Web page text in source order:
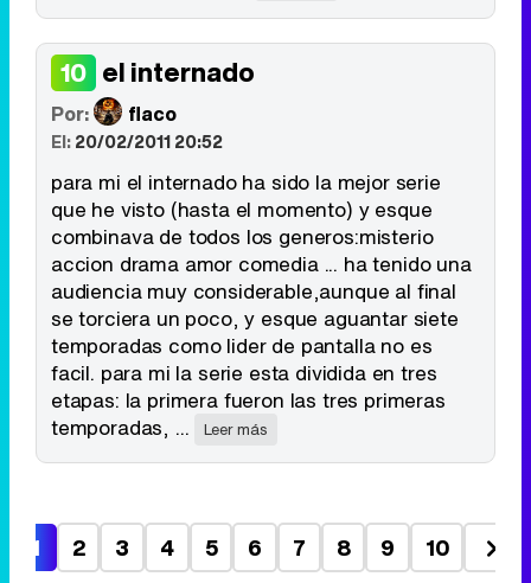
10 el internado
Por: flaco
El:20/02/2011 20:52
para mi el internado ha sido la mejor serie
que he visto (hasta el momento) y esque
combinava de todos los generos:misterio
accion drama amor comedia ... ha tenido una
audiencia muy considerable,aunque al final
se torciera un poco, y esque aguantar siete
temporadas como lider de pantalla no es
facil. para mi la serie esta dividida en tres
etapas: la primera fueron las tres primeras
temporadas, ...
Leer más
1 2 3 4 5 6 7 8 9 10